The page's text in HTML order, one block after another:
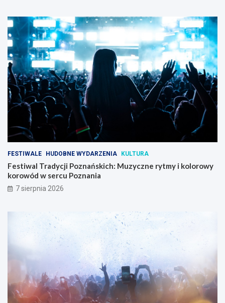
FESTIWALE HUDOBNE WYDARZENIA KULTURA
Festiwal Tradycji Poznańskich: Muzyczne rytmy i kolorowy
korowód w sercu Poznania
7 sierpnia 2026